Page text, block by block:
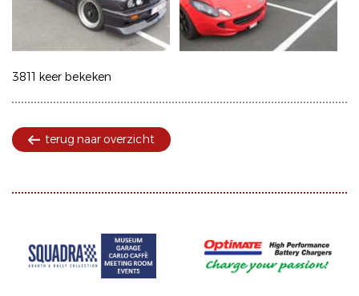
3811 keer bekeken
terug naar overzicht